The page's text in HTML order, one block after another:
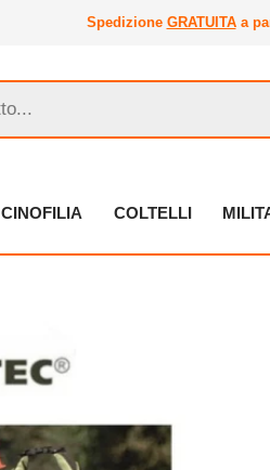
Spedizione GRATUITAa
CINOFILIA COLTELLI